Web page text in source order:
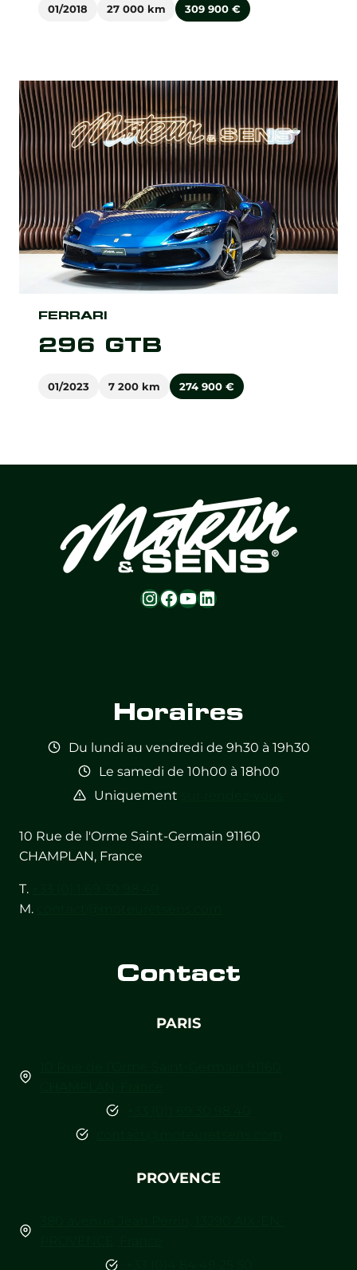
01/2018 27 000 km 309 900 €
296 GTB
FERRARI
01/2023 7 200 km 274 900 €
Instagram
Facebook
YouTube
LinkedIn
Horaires
Du lundi au vendredi de 9h30 à 19h30
Le samedi de 10h00 à 18h00
Uniquement
10 Rue de l'Orme Saint-Germain 91160
CHAMPLAN, France
T.
M.
Contact
PARIS
PROVENCE